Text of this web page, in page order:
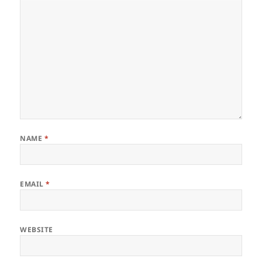
NAME *
EMAIL*
WEBSITE